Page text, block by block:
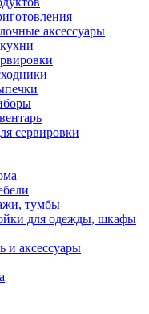
аксессуары
сервировки
тумбы
для одежды, шкафы
и аксессуары